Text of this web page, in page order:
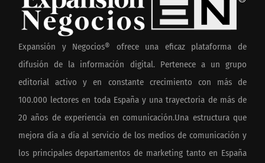
Expansión y Negocios® ofrece una eficaz plataforma de
difusión de la información digital. Pertenece a un grupo
editorial activo y en constante crecimiento con más de
100.000 lectores en toda España y una trayectoria de más de
20 años de experiencia en comunicación.Una estructura que
mejora día a día al servicio de los medios de comunicación y
los principales departamentos de marketing tanto en España